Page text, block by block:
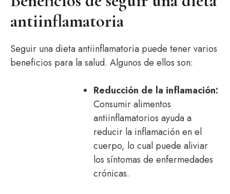
antiinflamatoria
Seguir una dieta antiinflamatoria puede tener varios
beneficios para la salud. Algunos de ellos son:
Reducción de la inflamación:
Consumir alimentos
antiinflamatorios ayuda a
reducir la inflamación en el
cuerpo, lo cual puede aliviar
los síntomas de enfermedades
crónicas.